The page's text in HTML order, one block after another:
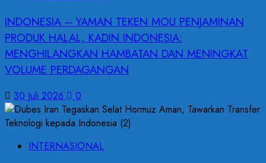
INDONESIA – YAMAN TEKEN MOU PENJAMINAN
PRODUK HALAL, KADIN INDONESIA:
MENGHILANGKAN HAMBATAN DAN MENINGKAT
VOLUME PERDAGANGAN
30 Juli 2026 0
INTERNASIONAL